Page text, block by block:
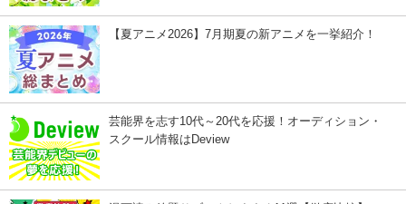
【夏アニメ2026】7月期夏の新アニメを一挙紹介！
芸能界を志す10代～20代を応援！オーディション・
スクール情報はDeview